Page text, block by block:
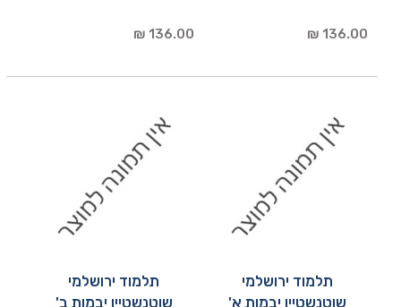
136.00 ₪
136.00 ₪
תלמוד ירושלמי
שוטנשטיין יבמות א'
תלמוד ירושלמי
שוטנשטיין יבמות ב'